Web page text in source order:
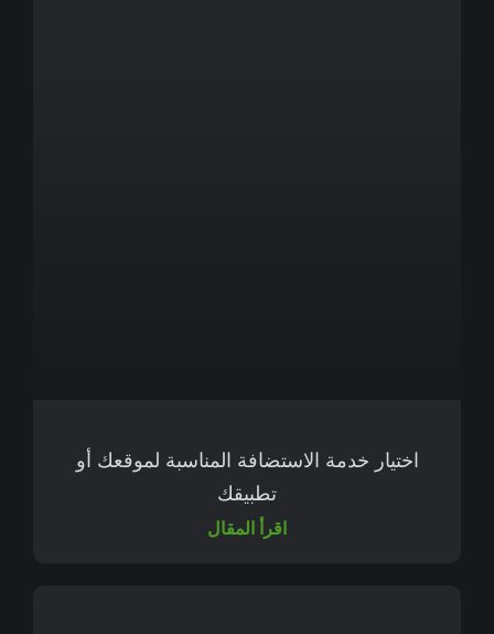
اختيار خدمة الاستضافة المناسبة لموقعك أو
تطبيقك
اقرأ المقال